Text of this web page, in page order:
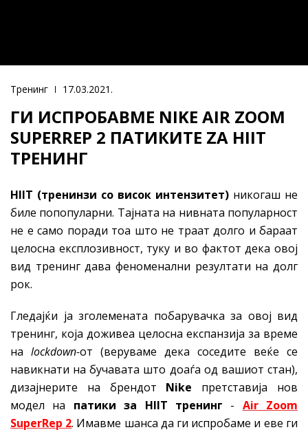
Тренинг 17.03.2021.
ГИ ИСПРОБАВМЕ NIKE AIR ZOOM
SUPERREP 2 ПАТИКИТЕ ZA HIIT
ТРЕНИНГ
HIIT (тренинзи со висок интензитет) никогаш не
биле попопуларни. Тајната на нивната популарност
не е само поради тоа што не траат долго и бараат
целосна експлозивност, туку и во фактот дека овој
вид тренинг дава феноменални резултати на долг
рок.
Гледајќи ја зголемената побарувачка за овој вид
тренинг, која доживеа целосна експанзија за време
на lockdown-от (веруваме дека соседите веќе се
навикнати на бучавата што доаѓа од вашиот стан),
дизајнерите на брендот Nike претставија нов
модел на патики за HIIT тренинг - Air Zoom
SuperRep 2. Имавме шанса да ги испробаме и еве ги